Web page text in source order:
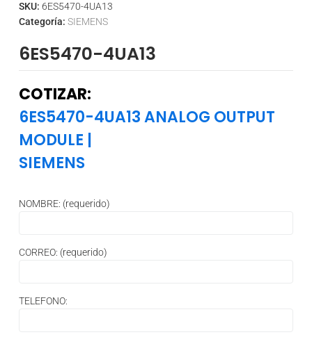
SKU: 6ES5470-4UA13
Categoría: SIEMENS
6ES5470-4UA13
COTIZAR:
6ES5470-4UA13 ANALOG OUTPUT
MODULE |
SIEMENS
NOMBRE: (requerido)
CORREO: (requerido)
TELEFONO: